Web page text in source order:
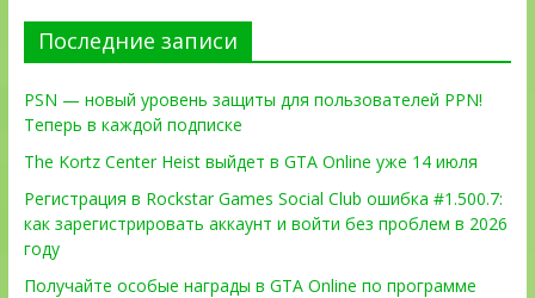
Последние записи
PSN — новый уровень защиты для пользователей PPN!
Теперь в каждой подписке
The Kortz Center Heist выйдет в GTA Online уже 14 июля
Регистрация в Rockstar Games Social Club ошибка #1.500.7:
как зарегистрировать аккаунт и войти без проблем в 2026
году
Получайте особые награды в GTA Online по программе